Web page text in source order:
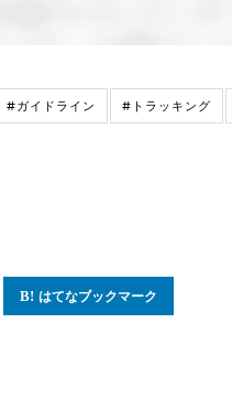
#ガイドライン #トラッキング
はてなブックマーク